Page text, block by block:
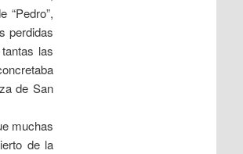
“Pedro”,
perdidas
las
de San
muchas
de la